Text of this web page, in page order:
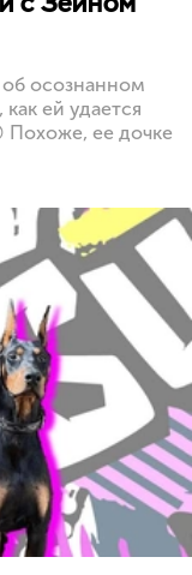
осознанном
ей удается
Похоже, ее дочке